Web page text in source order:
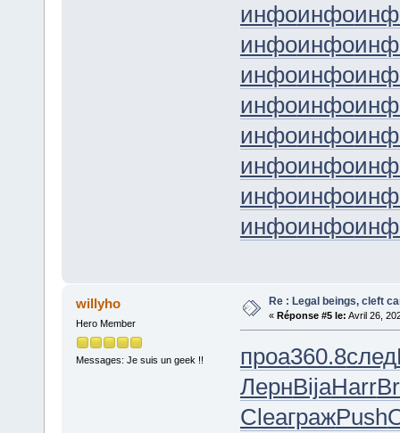
инфоинфо
инфоинфо
инфоинфо
инфоинфо
инфоинфо
инфоинфо
инфоинфо
инфоинфо
willyho
Hero Member
Messages: Je suis un geek !!
Re : Legal beings, cleft
« Réponse #5 le: Avril 26,
проа360.8след
ЛернBijaHarr
CleaгражPush